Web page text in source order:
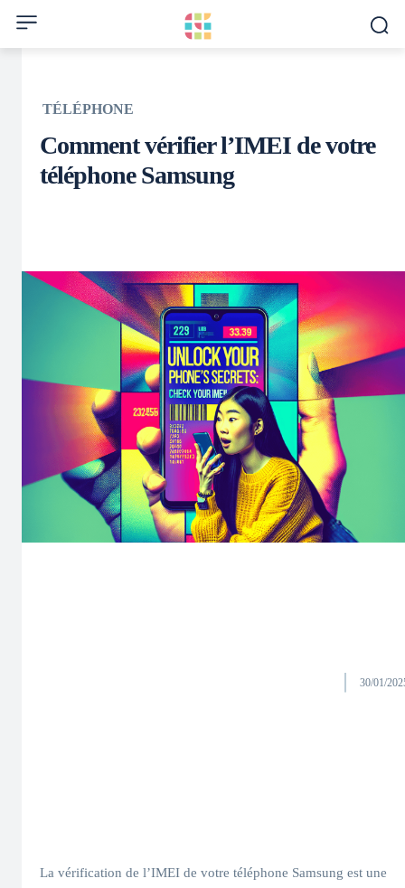
TÉLÉPHONE
Comment vérifier l’IMEI de votre
téléphone Samsung
30/01/
La vérification de l’IMEI de votre téléphone Samsung est une